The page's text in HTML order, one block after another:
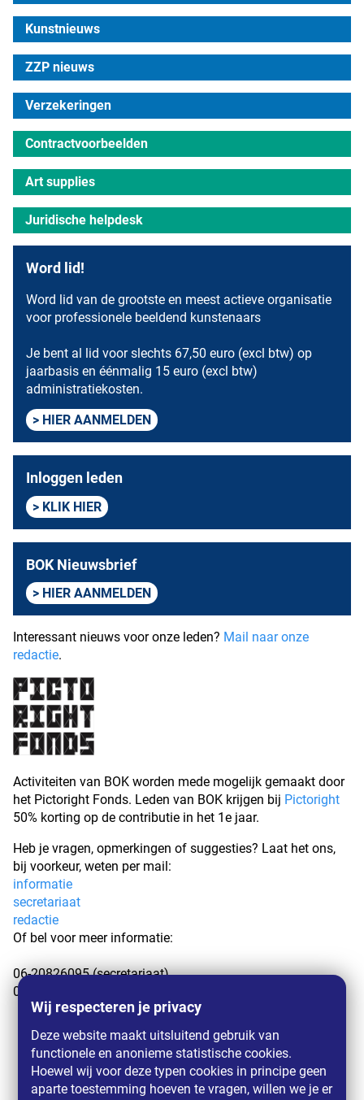
Wij respecteren je privacy
Deze website maakt uitsluitend gebruik van
functionele en anonieme statistische cookies.
Hoewel wij voor deze typen cookies in principe geen
aparte toestemming hoeven te vragen, willen we je er
Kunstnieuws
ZZP nieuws
Verzekeringen
Contractvoorbeelden
Art supplies
Juridische helpdesk
Word lid!
Word lid van de grootste en meest actieve organisatie
voor professionele beeldend kunstenaars
Je bent al lid voor slechts 67,50 euro (excl btw) op
jaarbasis en éénmalig 15 euro (excl btw)
administratiekosten.
HIER AANMELDEN
Inloggen leden
KLIK HIER
BOK Nieuwsbrief
HIER AANMELDEN
Interessant nieuws voor onze leden? Mail naar onze
redactie.
Activiteiten van BOK worden mede mogelijk gemaakt door
het Pictoright Fonds. Leden van BOK krijgen bij Pictoright
50% korting op de contributie in het 1e jaar.
Heb je vragen, opmerkingen of suggesties? Laat het ons,
bij voorkeur, weten per mail:
informatie
secretariaat
redactie
Of bel voor meer informatie:
06-20826095 (secretariaat)
06-27282198 (redactie)